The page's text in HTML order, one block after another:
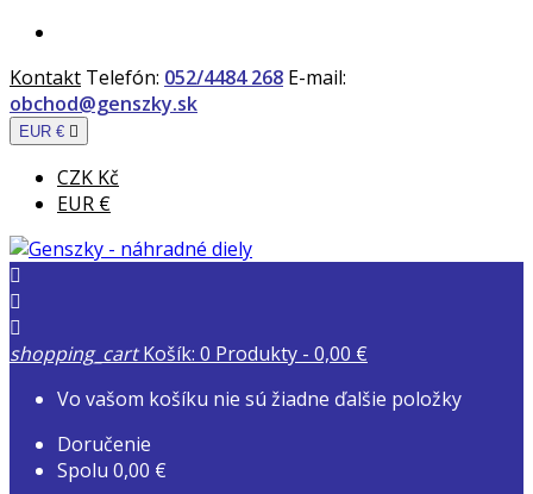
Kontakt Telefón: 052/4484 268 E-mail:
obchod@genszky.sk
EUR € 
CZK Kč
EUR €



shopping_cart Košík: 0 Produkty - 0,00 €
Vo vašom košíku nie sú žiadne ďalšie položky
Doručenie
Spolu 0,00 €